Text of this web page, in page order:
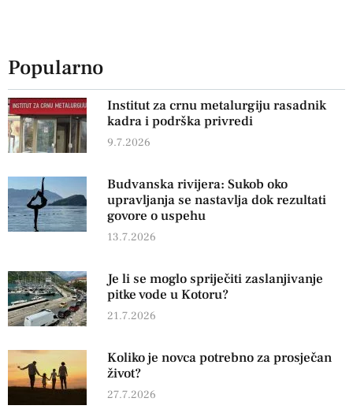
Popularno
Institut za crnu metalurgiju rasadnik
kadra i podrška privredi
9.7.2026
Budvanska rivijera: Sukob oko
upravljanja se nastavlja dok rezultati
govore o uspehu
13.7.2026
Je li se moglo spriječiti zaslanjivanje
pitke vode u Kotoru?
21.7.2026
Koliko je novca potrebno za prosječan
život?
27.7.2026